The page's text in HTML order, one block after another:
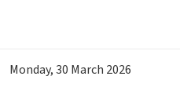
Monday,30 March 2026